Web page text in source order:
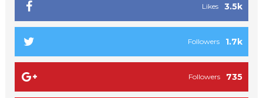
3.5k
Likes
1.7k
Followers
735
Followers